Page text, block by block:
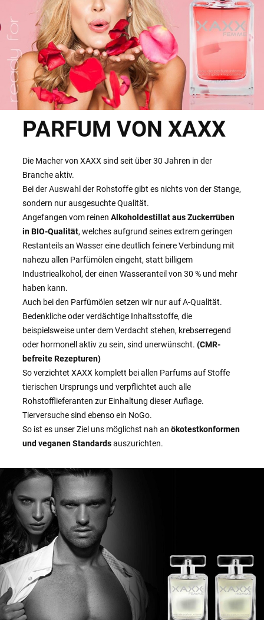
PARFUM VON XAXX
Die Macher von XAXX sind seit über 30 Jahren in der
Branche aktiv.
Bei der Auswahl der Rohstoffe gibt es nichts von der Stange,
sondern nur ausgesuchte Qualität.
Angefangen vom reinenAlkoholdestillat aus Zuckerrüben
in BIO-Qualität, welches aufgrund seines extrem geringen
Restanteils an Wasser eine deutlich feinere Verbindung mit
nahezu allen Parfümölen eingeht, statt billigem
Industriealkohol, der einen Wasseranteil von 30 % und mehr
haben kann.
Auch bei den Parfümölen setzen wir nur auf A-Qualität.
Bedenkliche oder verdächtige Inhaltsstoffe, die
beispielsweise unter dem Verdacht stehen, krebserregend
oder hormonell aktiv zu sein, sind unerwünscht.(CMR-
befreite Rezepturen)
So verzichtet XAXX komplett bei allen Parfums auf Stoffe
tierischen Ursprungs und verpflichtet auch alle
Rohstofflieferanten zur Einhaltung dieser Auflage.
Tierversuche sind ebenso ein NoGo.
So ist es unser Ziel uns möglichst nah anökotestkonformen
und veganen Standardsauszurichten.